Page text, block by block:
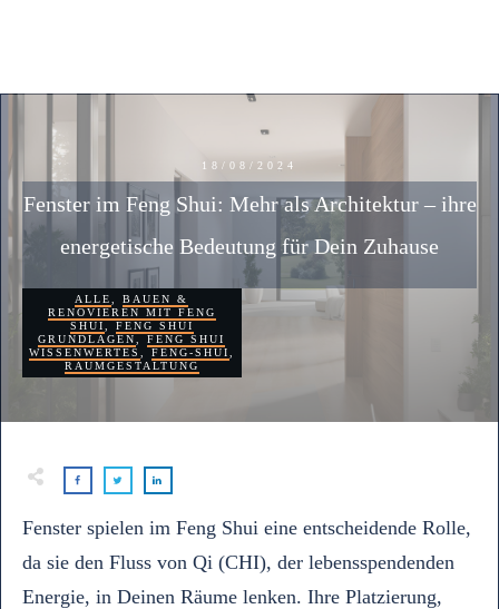
18/08/2024
Fenster im Feng Shui: Mehr als Architektur – ihre
energetische Bedeutung für Dein Zuhause
ALLE ,BAUEN &
RENOVIEREN MIT FENG
SHUI
FENG SHUI
GRUNDLAGEN
,FENG SHUI
WISSENWERTES
FENG-SHUI
RAUMGESTALTUNG
Fenster spielen im Feng Shui eine entscheidende Rolle,
da sie den Fluss von Qi (CHI), der lebensspendenden
Energie, in Deinen Räume lenken. Ihre Platzierung,